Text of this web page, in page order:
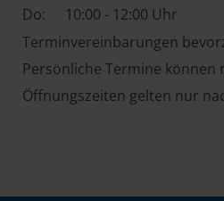
Do:
10:00 - 12:00 Uhr
Terminvereinbarungen
Persönliche Termine
Öffnungszeiten gelten nur